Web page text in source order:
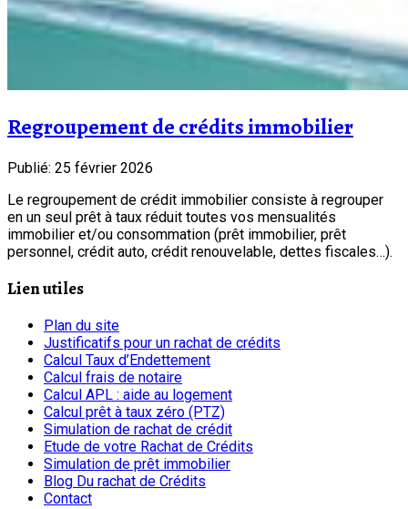
Regroupement de crédits immobilier
Publié: 25 février 2026
Le regroupement de crédit immobilier consiste à regrouper
en un seul prêt à taux réduit toutes vos mensualités
immobilier et/ou consommation (prêt immobilier, prêt
personnel, crédit auto, crédit renouvelable, dettes fiscales…).
Lien utiles
Plan du site
Justificatifs pour un rachat de crédits
Calcul Taux d’Endettement
Calcul frais de notaire
Calcul APL : aide au logement
Calcul prêt à taux zéro (PTZ)
Simulation de rachat de crédit
Etude de votre Rachat de Crédits
Simulation de prêt immobilier
Blog Du rachat de Crédits
Contact